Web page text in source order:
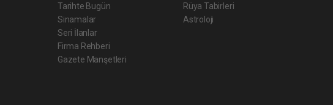
Tarihte Bugün
Sinamalar
Seri İlanlar
Firma Rehberi
Gazete Manşetleri
Rüya Tabirleri
Astroloji